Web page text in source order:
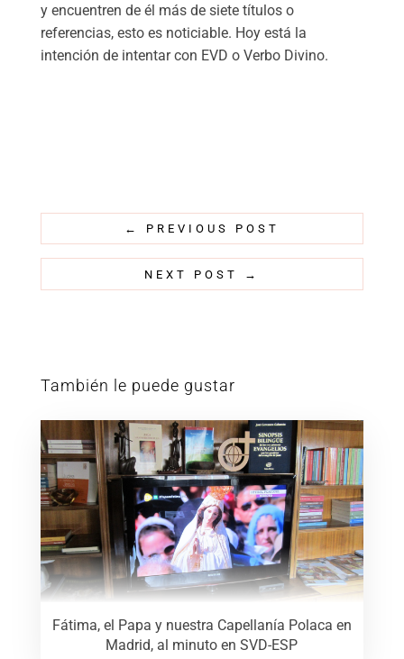
y encuentren de él más de siete títulos o
referencias, esto es noticiable. Hoy está la
intención de intentar con EVD o Verbo Divino.
← PREVIOUS POST
NEXT POST →
También le puede gustar
Fátima, el Papa y nuestra Capellanía Polaca en
Madrid, al minuto en SVD-ESP